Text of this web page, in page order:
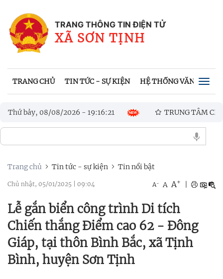
TRANG THÔNG TIN ĐIỆN TỬ
XÃ SƠN TỊNH
TRANG CHỦ TIN TỨC - SỰ KIỆN HỆ THỐNG VĂN BẢN
Thứ bảy, 08/08/2026 - 19:16:23
tục hành chính
TRUNG TÂM CHÍNH TRỊ XÃ SƠN
2026
Trang chủ Tin tức - sự kiện Tin nổi bật
Chủ nhật, 05/01/2025 09:04 A- A A+
Lễ gắn biển công trình Di tích
Chiến thắng Điểm cao 62 - Đông
Giáp, tại thôn Bình Bắc, xã Tịnh
Bình, huyện Sơn Tịnh